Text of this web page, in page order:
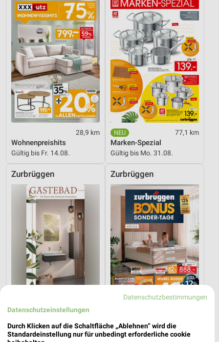
28,9 km
Wohnenpreishits
Gültig bis Fr. 14.08.
77,1 km
Marken-Spezial
Gültig bis Mo. 31.08.
Zurbrüggen
Gäste Bad 01-2026
Gültig bis Mo. 31.08.
Zurbrüggen
G08_26_Online_ES
Gültig bis Sa. 22.08.
Datenschutzbestimmungen
Datenschutzeinstellungen
Durch Klicken auf die Schaltfläche „Ablehnen“ wird die
Standardeinstellung nur für unbedingt erforderliche cookie